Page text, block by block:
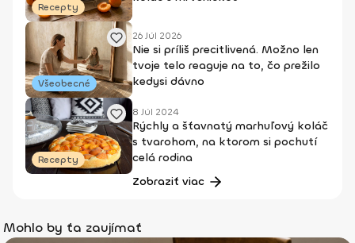
Recepty
Všeobecné
26 Júl 2026
Nie si príliš precitlivená. Možno len
tvoje telo reaguje na to, čo prežilo
kedysi dávno
Recepty
8 Júl 2024
Rýchly a šťavnatý marhuľový koláč
s tvarohom, na ktorom si pochutí
celá rodina
Zobraziť viac
Mohlo by ťa zaujímať